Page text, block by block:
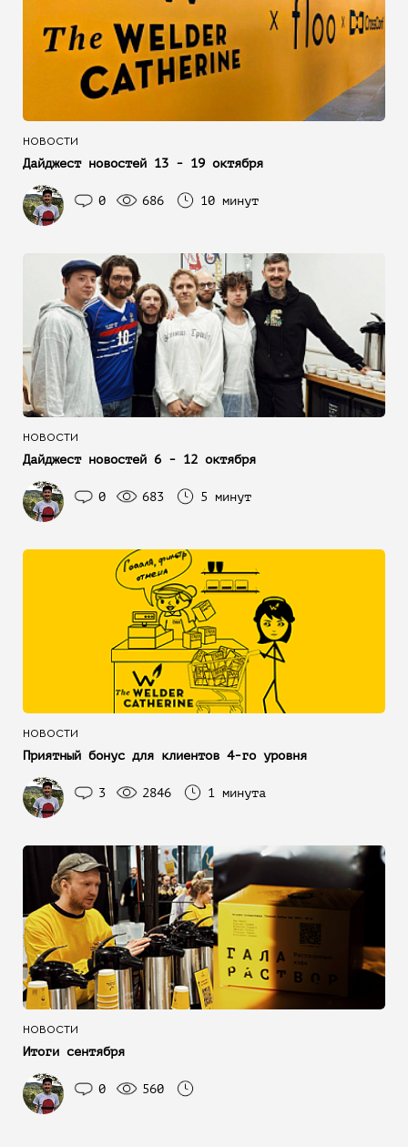
НОВОСТИ
Дайджест новостей 13 - 19 октября
0 686 10 минут
НОВОСТИ
Дайджест новостей 6 - 12 октября
0 683 5 минут
НОВОСТИ
Приятный бонус для клиентов 4-го уровня
3 2846 1 минута
НОВОСТИ
Итоги сентября
0 560